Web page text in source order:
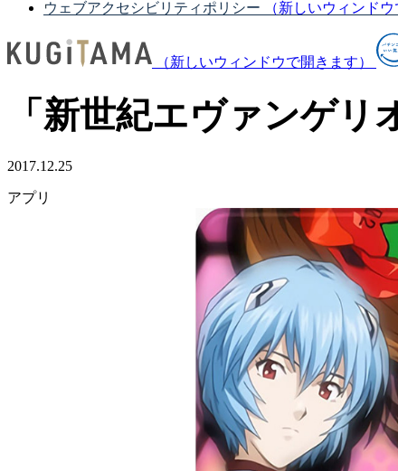
ウェブアクセシビリティポリシー
（新しいウィンドウ
（新しいウィンドウで開きます）
「新世紀エヴァンゲ
2017.12.25
アプリ